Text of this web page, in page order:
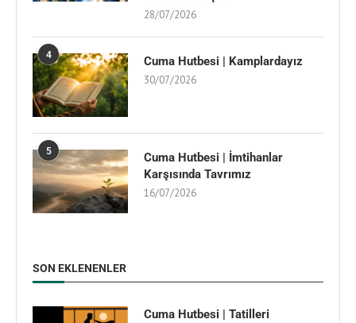
28/07/2026
4 Cuma Hutbesi | Kamplardayız
30/07/2026
5
Cuma Hutbesi | İmtihanlar
Karşısında Tavrımız
16/07/2026
SON EKLENENLER
Cuma Hutbesi | Tatilleri